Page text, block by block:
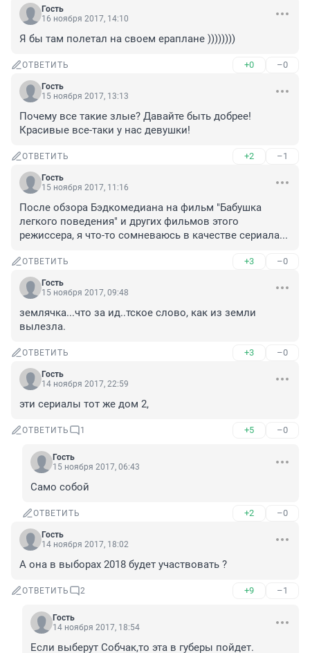
Гость
16 ноября 2017, 14:10
Я бы там полетал на своем ераплане ))))))))
ОТВЕТИТЬ +0 –0
Гость
15 ноября 2017, 13:13
Почему все такие злые? Давайте быть добрее!
Красивые все-таки у нас девушки!
ОТВЕТИТЬ +2 –1
Гость
15 ноября 2017, 11:16
После обзора Бэдкомедиана на фильм "Бабушка
легкого поведения" и других фильмов этого
режиссера, я что-то сомневаюсь в качестве сериала...
ОТВЕТИТЬ +3 –0
Гость
15 ноября 2017, 09:48
землячка...что за ид..тское слово, как из земли
вылезла.
ОТВЕТИТЬ +3 –0
Гость
14 ноября 2017, 22:59
эти сериалы тот же дом 2,
ОТВЕТИТЬ 1 +5 –0
Гость
15 ноября 2017, 06:43
Само собой
ОТВЕТИТЬ +2 –0
Гость
14 ноября 2017, 18:02
А она в выборах 2018 будет участвовать ?
ОТВЕТИТЬ 2 +9 –1
Гость
14 ноября 2017, 18:54
Если выберут Собчак,то эта в губеры пойдет.